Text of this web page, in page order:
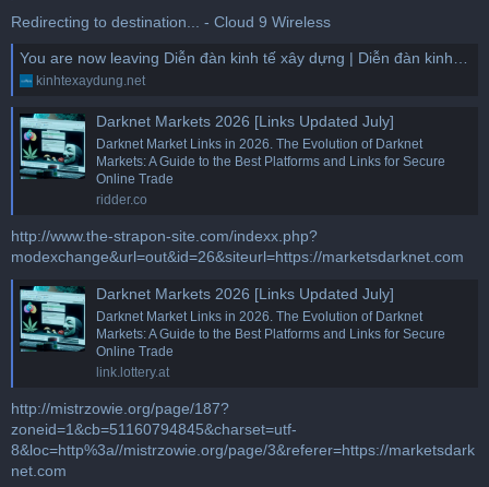
Redirecting to destination... - Cloud 9 Wireless
You are now leaving Diễn đàn kinh tế xây dựng | Diễn đàn kinh tế xây dựng
kinhtexaydung.net
Darknet Markets 2026 [Links Updated July]
Darknet Market Links in 2026. The Evolution of Darknet
Markets: A Guide to the Best Platforms and Links for Secure
Online Trade
ridder.co
http://www.the-strapon-site.com/indexx.php?
modexchange&url=out&id=26&siteurl=https://marketsdarknet.com
Darknet Markets 2026 [Links Updated July]
Darknet Market Links in 2026. The Evolution of Darknet
Markets: A Guide to the Best Platforms and Links for Secure
Online Trade
link.lottery.at
http://mistrzowie.org/page/187?
zoneid=1&cb=51160794845&charset=utf-
8&loc=http%3a//mistrzowie.org/page/3&referer=https://marketsdark
net.com